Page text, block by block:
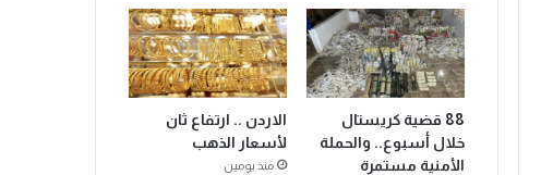
88 قضية كريستال
خلال أسبوع.. والحملة
الأمنية مستمرة
الاردن .. ارتفاع ثان
لأسعار الذهب
منذ يومين